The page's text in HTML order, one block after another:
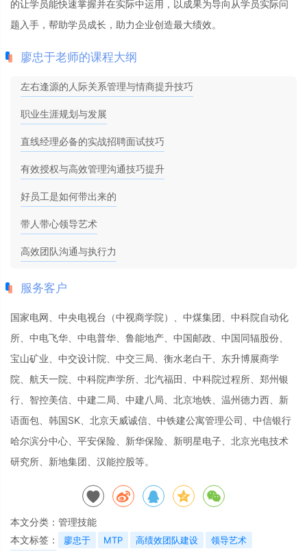
的让学员能快速掌握并在实际中运用，以成果为导向从学员实际问
题入手，帮助学员成长，助力企业创造最大绩效。
廖忠于老师的课程大纲
左右逢源的人际关系管理与情商提升技巧
职业生涯规划与发展
直线经理必备的实战招聘面试技巧
有效授权与高效管理沟通技巧提升
好员工是如何带出来的
带人带心领导艺术
高效团队沟通与执行力
服务客户
国家电网、中央电视台（中视商学院）、中煤集团、中科院自动化
所、中电飞华、中电普华、鲁能地产、中国邮政、中国同辐股份、
宝山矿业、中交设计院、中交三局、衡水老白干、东升博展商学
院、航天一院、中科院声学所、北汽福田、中科院过程所、郑州银
行、智控美信、中建二局、中建八局、北京地铁、温州德力西、新
语面包、韩国SK、北京天威诚信、中铁建公寓管理公司、中信银行
哈尔滨分中心、平安保险、新华保险、新明星电子、北京光电技术
研究所、新地集团、汉能控股等。
本文分类： 管理技能
本文标签：
廖忠于 MTP 高绩效团队建设
领导艺术